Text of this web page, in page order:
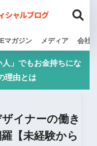
マガジン メディア 会社
人」でもお金持ちにな
理由とは
ザイナーの働き
【未経験から